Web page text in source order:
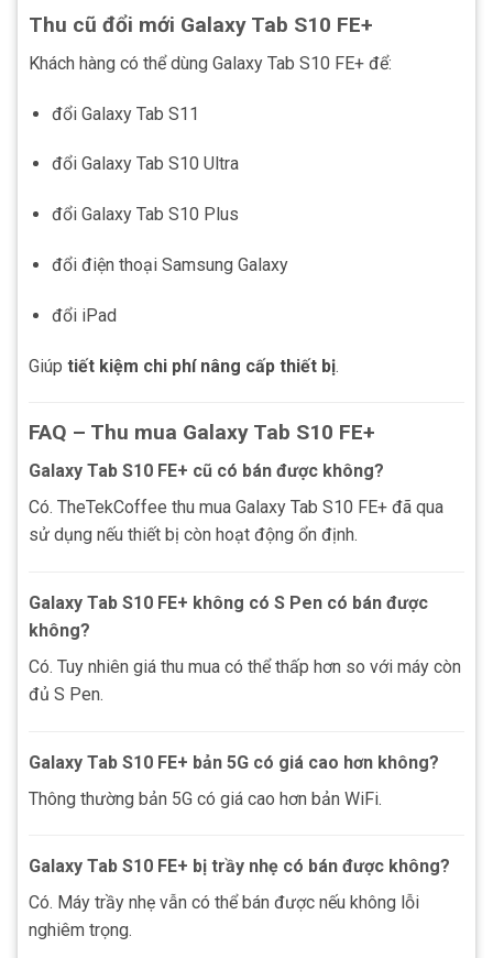
Thu cũ đổi mới Galaxy Tab S10 FE+
Khách hàng có thể dùng Galaxy Tab S10 FE+ để:
đổi Galaxy Tab S11
đổi Galaxy Tab S10 Ultra
đổi Galaxy Tab S10 Plus
đổi điện thoại Samsung Galaxy
đổi iPad
Giúp tiết kiệm chi phí nâng cấp thiết bị.
FAQ – Thu mua Galaxy Tab S10 FE+
Galaxy Tab S10 FE+ cũ có bán được không?
Có. TheTekCoffee thu mua Galaxy Tab S10 FE+ đã qua
sử dụng nếu thiết bị còn hoạt động ổn định.
Galaxy Tab S10 FE+ không có S Pen có bán được
không?
Có. Tuy nhiên giá thu mua có thể thấp hơn so với máy còn
đủ S Pen.
Galaxy Tab S10 FE+ bản 5G có giá cao hơn không?
Thông thường bản 5G có giá cao hơn bản WiFi.
Galaxy Tab S10 FE+ bị trầy nhẹ có bán được không?
Có. Máy trầy nhẹ vẫn có thể bán được nếu không lỗi
nghiêm trọng.